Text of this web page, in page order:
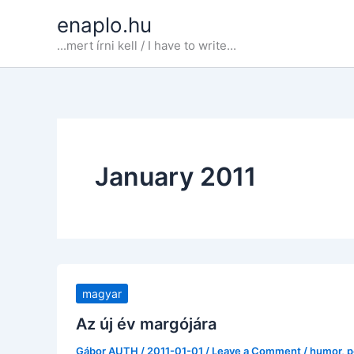
enaplo.hu
...mert írni kell / I have to write...
January 2011
magyar
Az új év margójára
Gábor AUTH / 2011-01-01 / Leave a Comment /humor,